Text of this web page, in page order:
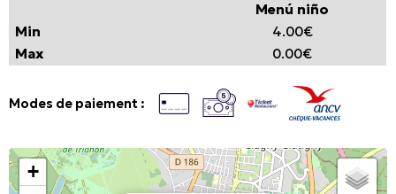
Menú niño
4.00€
0.00€
Modes de paiement :
+